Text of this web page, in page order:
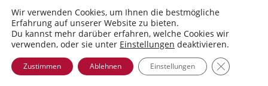
© 2022 IGWien
Wir verwenden Cookies, um Ihnen die bestmögliche
Erfahrung auf unserer Website zu bieten.
Du kannst mehr darüber erfahren, welche Cookies wir
verwenden, oder sie unter Einstellungen deaktivieren.
Zustimmen Ablehnen Einstellungen GDPR